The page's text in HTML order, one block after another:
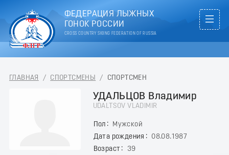
ФЕДЕРАЦИЯ ЛЫЖНЫХ
ГОНОК РОССИИ
CROSS COUNTRY SKIING FEDERATION OF RUSSIA
ГЛАВНАЯ / СПОРТСМЕНЫ / СПОРТСМЕН
УДАЛЬЦОВ Владимир
UDALTSOV VLADIMIR
Пол
Мужской
Дата рождения
08.08.1987
Возраст
39